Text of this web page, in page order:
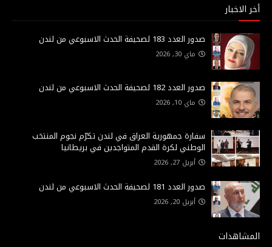
أخر الاخبار
صدور العدد 183 لصحيفة الحدث الاسبوعي من لندن
ماي 30, 2026
صدور العدد 182 لصحيفة الحدث الاسبوعي من لندن
ماي 10, 2026
سفارة جمهورية العراق في لندن تكرّم نجوم المنتخب
الوطني لكرة القدم المتواجدين في بريطانيا
أبريل 27, 2026
صدور العدد 181 لصحيفة الحدث الاسبوعي من لندن
أبريل 20, 2026
المشاهدات